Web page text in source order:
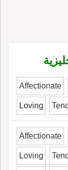
Affectionate
Loving
Affectionate
Loving